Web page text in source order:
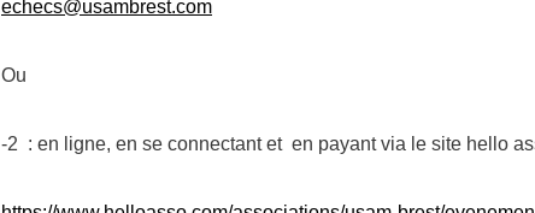
echecs@usambrest.com
Ou
-2 : en ligne, en se connectant et en payant via le site hello